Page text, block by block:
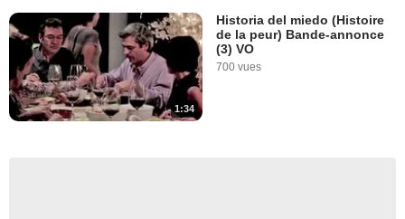
1:34
Historia del miedo (Histoire
de la peur) Bande-annonce
(3) VO
700 vues